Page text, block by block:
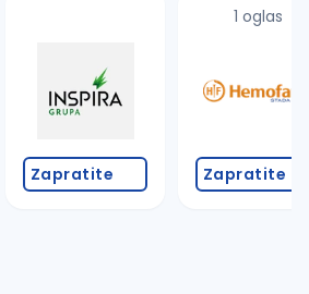
Zapratite
1 oglas
Zapratite